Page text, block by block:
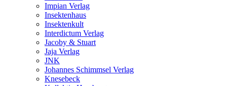
Impian Verlag
Insektenhaus
Insektenkult
Interdictum Verlag
Jacoby & Stuart
Jaja Verlag
JNK
Johannes Schimmsel Verlag
Knesebeck